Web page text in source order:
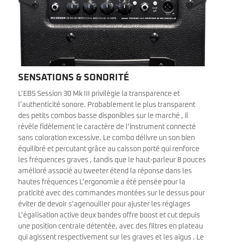
SENSATIONS & SONORITÉ
L’EBS Session 30 Mk III privilégie la transparence et
l’authenticité sonore. Probablement le plus transparent
des petits combos basse disponibles sur le marché , il
révèle fidèlement le caractère de l’instrument connecté
sans coloration excessive. Le combo délivre un son bien
équilibré et percutant grâce au caisson porté qui renforce
les fréquences graves , tandis que le haut-parleur 8 pouces
amélioré associé au tweeter étend la réponse dans les
hautes fréquences L’ergonomie a été pensée pour la
praticité avec des commandes montées sur le dessus pour
éviter de devoir s’agenouiller pour ajuster les réglages
L’égalisation active deux bandes offre boost et cut depuis
une position centrale détentée, avec des filtres en plateau
qui agissent respectivement sur les graves et les aigus . Le